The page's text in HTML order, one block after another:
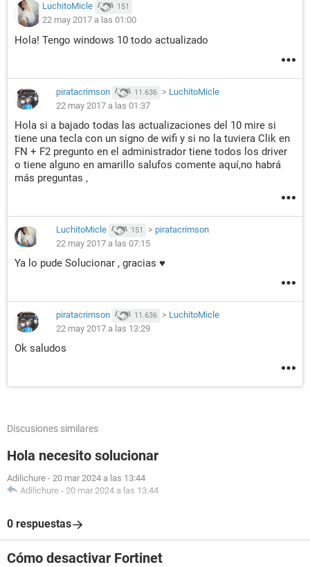
LuchitoMicle 151
22 may 2017 a las 01:00
Hola! Tengo windows 10 todo actualizado
piratacrimson 11.636 > LuchitoMicle
22 may 2017 a las 01:37
Hola si a bajado todas las actualizaciones del 10 mire si
tiene una tecla con un signo de wifi y si no la tuviera Clik en
FN + F2 pregunto en el administrador tiene todos los driver
o tiene alguno en amarillo salufos comente aquí,no habrá
más preguntas ,
LuchitoMicle 151 > piratacrimson
22 may 2017 a las 07:15
Ya lo pude Solucionar , gracias ♥
piratacrimson 11.636 > LuchitoMicle
22 may 2017 a las 13:29
Ok saludos
Discusiones similares
Hola necesito solucionar
Adilichure - 20 mar 2024 a las 13:44
Adilichure - 20 mar 2024 a las 13:44
0 respuestas
Cómo desactivar Fortinet